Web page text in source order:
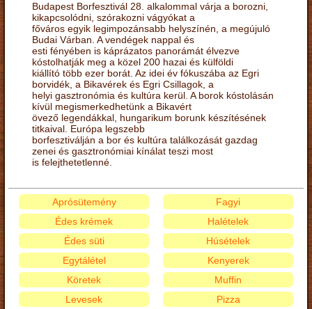
Budapest Borfesztivál 28. alkalommal várja a borozni,
kikapcsolódni, szórakozni vágyókat a
főváros egyik legimpozánsabb helyszínén, a megújuló
Budai Várban. A vendégek nappal és
esti fényében is káprázatos panorámát élvezve
kóstolhatják meg a közel 200 hazai és külföldi
kiállító több ezer borát. Az idei év fókuszába az Egri
borvidék, a Bikavérek és Egri Csillagok, a
helyi gasztronómia és kultúra kerül. A borok kóstolásán
kívül megismerkedhetünk a Bikavért
övező legendákkal, hungarikum borunk készítésének
titkaival. Európa legszebb
borfesztiválján a bor és kultúra találkozását gazdag
zenei és gasztronómiai kínálat teszi most
is felejthetetlenné.
Aprósütemény
Édes krémek
Édes süti
Egytálétel
Fagyi
Halételek
Húsételek
Kenyerek
Köretek
Levesek
Muffin
Pizza